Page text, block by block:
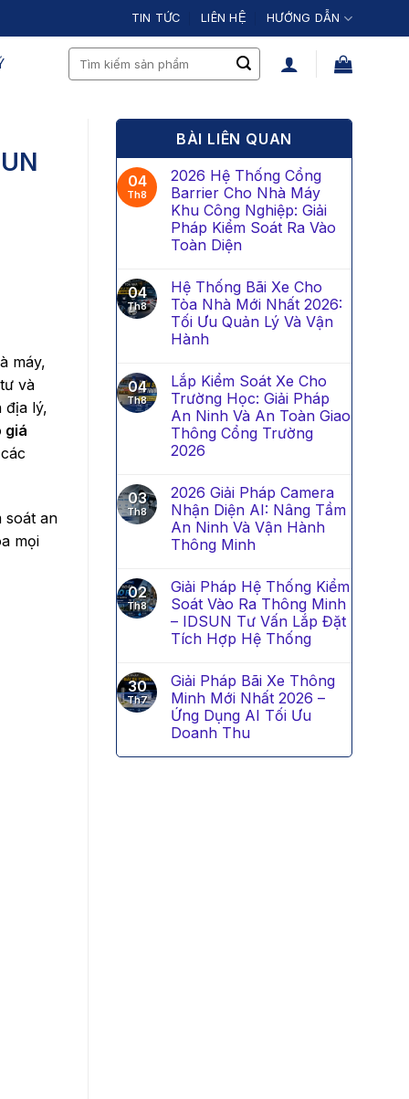
TIN TỨC LIÊN HỆ HƯỚNG DẪN
Search
máy,
và
địa lý,
giá
soát an
mọi
BÀI LIÊN QUAN
04
Th8
2026 Hệ Thống Cổng
Barrier Cho Nhà Máy
Khu Công Nghiệp: Giải
Pháp Kiểm Soát Ra Vào
Toàn Diện
04
Th8
Hệ Thống Bãi Xe Cho
Tòa Nhà Mới Nhất 2026:
Tối Ưu Quản Lý Và Vận
Hành
04
Th8
Lắp Kiểm Soát Xe Cho
Trường Học: Giải Pháp
An Ninh Và An Toàn Giao
Thông Cổng Trường
2026
03
Th8
2026 Giải Pháp Camera
Nhận Diện AI: Nâng Tầm
An Ninh Và Vận Hành
Thông Minh
02
Th8
Giải Pháp Hệ Thống Kiểm
Soát Vào Ra Thông Minh
– IDSUN Tư Vấn Lắp Đặt
Tích Hợp Hệ Thống
30
Th7
Giải Pháp Bãi Xe Thông
Minh Mới Nhất 2026 –
Ứng Dụng AI Tối Ưu
Doanh Thu